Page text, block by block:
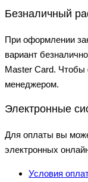
Безналичный
При оформлении
вариант
Master Card. Чтобы
менеджером.
Электронные
Для оплаты вы
электронных
Условия